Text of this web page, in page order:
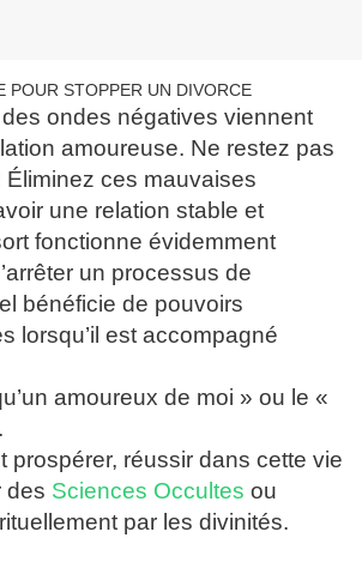
ondes négatives viennent
amoureuse. Ne restez pas
Éliminez ces mauvaises
une relation stable et
fonctionne évidemment
un processus de
bénéficie de pouvoirs
lorsqu’il est accompagné
amoureux de moi » ou le «
prospérer, réussir dans cette vie
des Sciences Occultes ou
par les divinités.